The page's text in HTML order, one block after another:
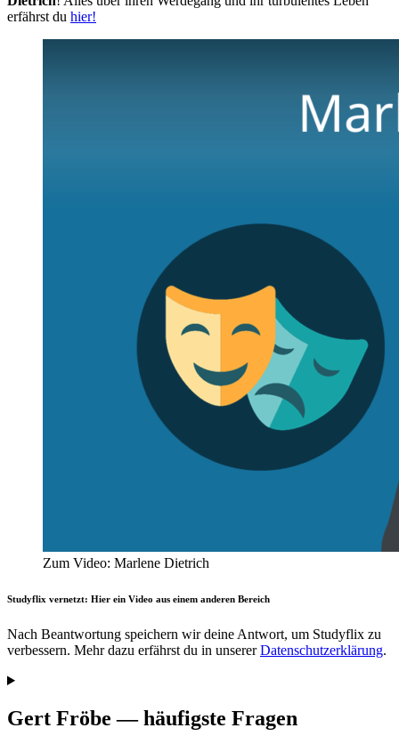
erfährst du hier!
Zum Video: Marlene Dietrich
Studyflix vernetzt: Hier ein Video aus einem anderen Bereich
Nach Beantwortung speichern wir deine Antwort, um Studyflix zu
verbessern. Mehr dazu erfährst du in unsererDatenschutzerklärung.
Gert Fröbe — häufigste Fragen